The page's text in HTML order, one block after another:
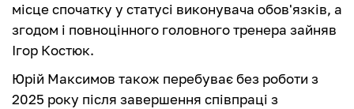
місце спочатку у статусі виконувача обов'язків, а
згодом і повноцінного головного тренера зайняв
Ігор Костюк.
Юрій Максимов також перебуває без роботи з
2025 року після завершення співпраці з